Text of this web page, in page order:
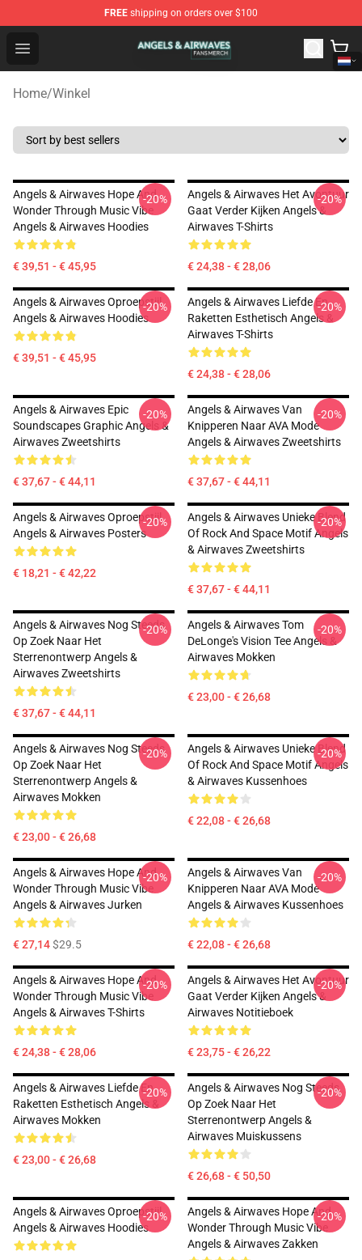
FREE shipping on orders over $100
Open menu
Angels & Airwaves Shop - Official Angels & Airwaves
Home/Winkel
Angels & Airwaves Hope And
Wonder Through Music Vibe
Angels & Airwaves Hoodies
€ 39,51 - € 45,95
-20%
Angels & Airwaves Het Avontuur
Gaat Verder Kijken Angels &
Airwaves T-Shirts
€ 24,38 - € 28,06
-20%
Angels & Airwaves Oproepstijl
Angels & Airwaves Hoodies
€ 39,51 - € 45,95
-20%
Angels & Airwaves Liefde En
Raketten Esthetisch Angels &
Airwaves T-Shirts
€ 24,38 - € 28,06
-20%
Angels & Airwaves Epic
Soundscapes Graphic Angels &
Airwaves Zweetshirts
€ 37,67 - € 44,11
-20%
Angels & Airwaves Van
Knipperen Naar AVA Mode
Angels & Airwaves Zweetshirts
€ 37,67 - € 44,11
-20%
Angels & Airwaves Oproepstijl
Angels & Airwaves Posters
€ 18,21 - € 42,22
-20%
Angels & Airwaves Unieke Blend
Of Rock And Space Motif Angels
& Airwaves Zweetshirts
€ 37,67 - € 44,11
-20%
Angels & Airwaves Nog Steeds
Op Zoek Naar Het
Sterrenontwerp Angels &
Airwaves Zweetshirts
€ 37,67 - € 44,11
-20%
Angels & Airwaves Tom
DeLonge's Vision Tee Angels &
Airwaves Mokken
€ 23,00 - € 26,68
-20%
Angels & Airwaves Nog Steeds
Op Zoek Naar Het
Sterrenontwerp Angels &
Airwaves Mokken
€ 23,00 - € 26,68
-20%
Angels & Airwaves Unieke Blend
Of Rock And Space Motif Angels
& Airwaves Kussenhoes
€ 22,08 - € 26,68
-20%
Angels & Airwaves Hope And
Wonder Through Music Vibe
Angels & Airwaves Jurken
€ 27,14$29.5
-20%
Angels & Airwaves Van
Knipperen Naar AVA Mode
Angels & Airwaves Kussenhoes
€ 22,08 - € 26,68
-20%
Angels & Airwaves Hope And
Wonder Through Music Vibe
Angels & Airwaves T-Shirts
€ 24,38 - € 28,06
-20%
Angels & Airwaves Het Avontuur
Gaat Verder Kijken Angels &
Airwaves Notitieboek
€ 23,75 - € 26,22
-20%
Angels & Airwaves Liefde En
Raketten Esthetisch Angels &
Airwaves Mokken
€ 23,00 - € 26,68
-20%
Angels & Airwaves Nog Steeds
Op Zoek Naar Het
Sterrenontwerp Angels &
Airwaves Muiskussens
€ 26,68 - € 50,50
-20%
Angels & Airwaves Oproepstijl
Angels & Airwaves Hoodies
-20%
Angels & Airwaves Hope And
Wonder Through Music Vibe
Angels & Airwaves Zakken
-20%